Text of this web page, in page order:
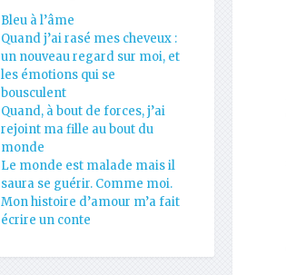
Bleu à l’âme
Quand j’ai rasé mes cheveux :
un nouveau regard sur moi, et
les émotions qui se
bousculent
Quand, à bout de forces, j’ai
rejoint ma fille au bout du
monde
Le monde est malade mais il
saura se guérir. Comme moi.
Mon histoire d’amour m’a fait
écrire un conte